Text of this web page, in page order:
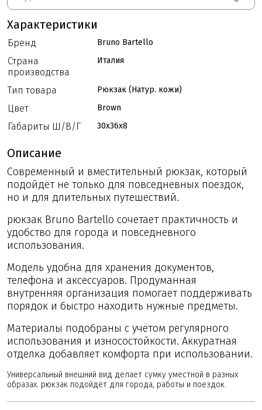
Характеристики
Бренд Bruno Bartello
Страна
производства
Италия
Тип товара Рюкзак (Натур. кожи)
Цвет Brown
Габариты Ш/В/Г 30x36x8
Описание
Современный и вместительный рюкзак, который
подойдёт не только для повседневных поездок,
но и для длительных путешествий.
рюкзак Bruno Bartello сочетает практичность и
удобство для города и повседневного
использования.
Модель удобна для хранения документов,
телефона и аксессуаров. Продуманная
внутренняя организация помогает поддерживать
порядок и быстро находить нужные предметы.
Материалы подобраны с учётом регулярного
использования и износостойкости. Аккуратная
отделка добавляет комфорта при использовании.
Универсальный внешний вид делает сумку уместной в разных
образах. рюкзак подойдёт для города, работы и поездок.